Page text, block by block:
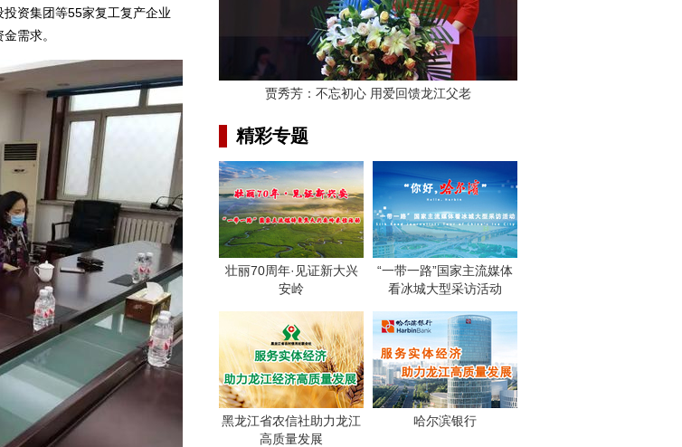
资集团等55家复工复产企业
需求。
贾秀芳：不忘初心 用爱回馈龙江父老
精彩专题
壮丽70周年·见证新大兴
安岭
“一带一路”国家主流媒体
看冰城大型采访活动
黑龙江省农信社助力龙江
高质量发展
哈尔滨银行